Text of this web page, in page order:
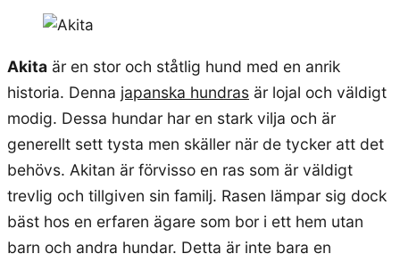
Akita är en stor och ståtlig hund med en anrik
historia. Denna japanska hundras är lojal och väldigt
modig. Dessa hundar har en stark vilja och är
generellt sett tysta men skäller när de tycker att det
behövs. Akitan är förvisso en ras som är väldigt
trevlig och tillgiven sin familj. Rasen lämpar sig dock
bäst hos en erfaren ägare som bor i ett hem utan
barn och andra hundar. Detta är inte bara en